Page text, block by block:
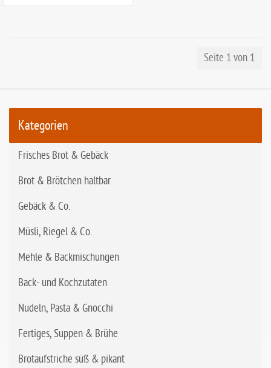
Seite 1 von 1
Kategorien
Frisches Brot & Gebäck
Brot & Brötchen haltbar
Gebäck & Co.
Müsli, Riegel & Co.
Mehle & Backmischungen
Back- und Kochzutaten
Nudeln, Pasta & Gnocchi
Fertiges, Suppen & Brühe
Brotaufstriche süß & pikant